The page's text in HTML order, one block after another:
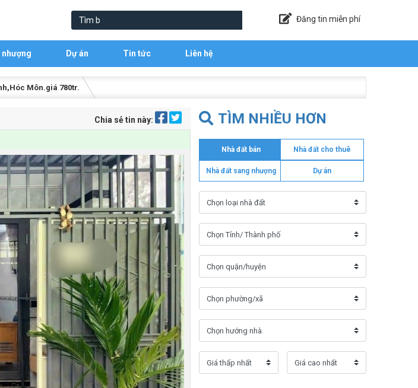
Đăng tin miễn phí
nhượng Dự án Tin tức Liên hệ
Môn.giá 780tr.
Chia sẻ tin này: TÌM NHIỀU HƠN
Nhà đất bán Nhà đất cho thuê
Nhà đất sang nhượng Dự án